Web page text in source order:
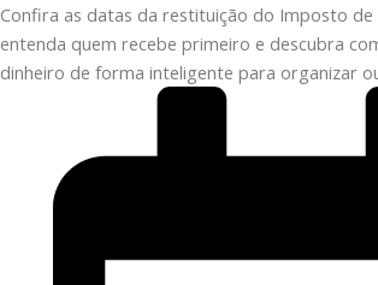
Confira as datas da restituição do Imposto de
entenda quem recebe primeiro e descubra
dinheiro de forma inteligente para organizar